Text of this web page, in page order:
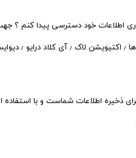
اطلاعات خود دسترسی پیدا کنم
ذخیره اطلاعات شماست و با استفاده